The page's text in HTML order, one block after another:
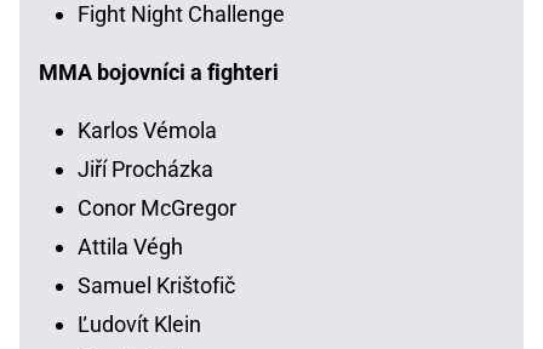
Fight Night Challenge
MMA bojovníci a fighteri
Karlos Vémola
Jiří Procházka
Conor McGregor
Attila Végh
Samuel Krištofič
Ľudovít Klein